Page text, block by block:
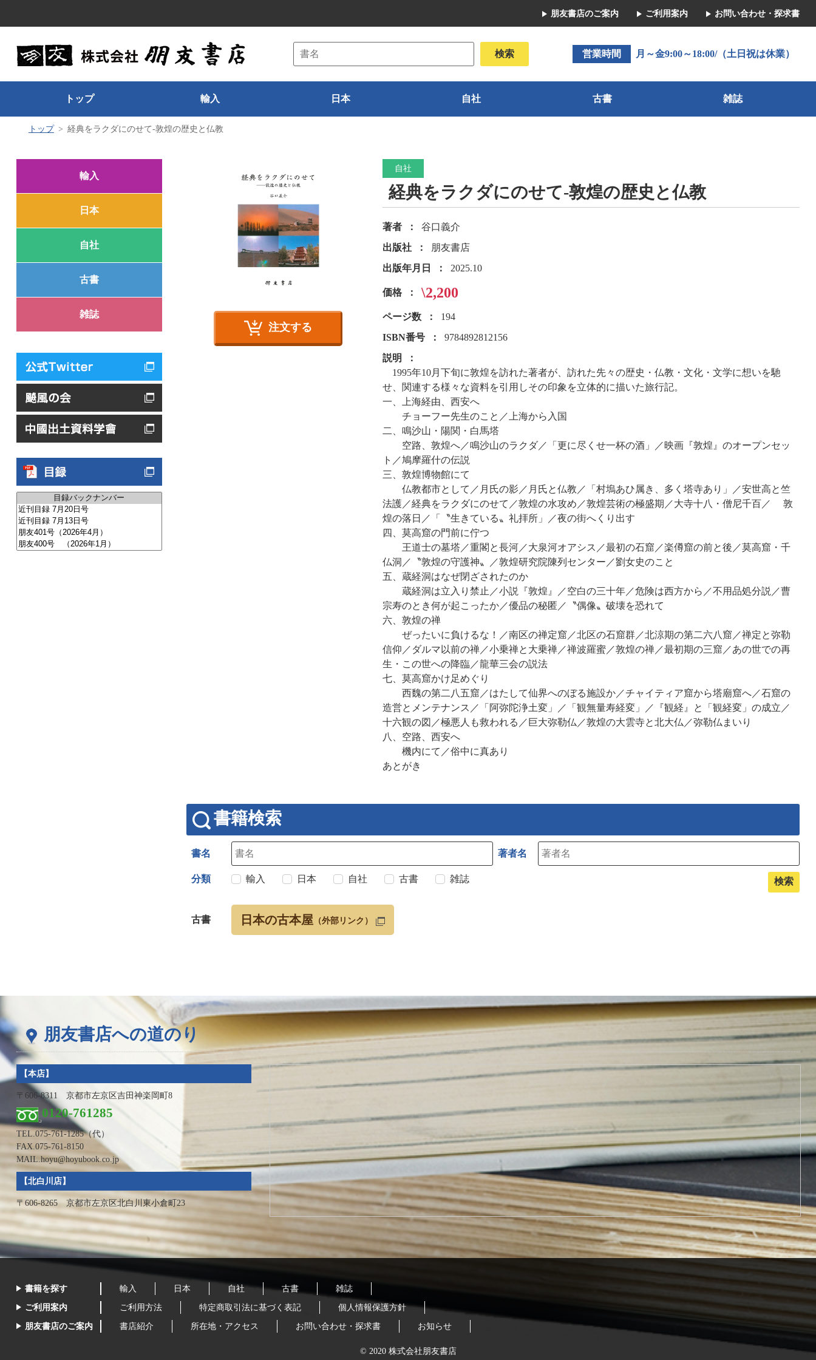
朋友書店のご案内 ご利用案内 お問い合わせ・探求書
営業時間 月～金9:00～18:00/（土日祝は休業）
トップ 輸入 日本 自社 古書 雑誌
トップ 経典をラクダにのせて-敦煌の歴史と仏教
輸入
日本
自社
古書
雑誌
注文する
自社
経典をラクダにのせて-敦煌の歴史と仏教
著者
谷口義介
出版社
朋友書店
出版年月日
2025.10
価格 \2,200
ページ数
194
ISBN番号
9784892812156
説明
1995年10月下旬に敦煌を訪れた著者が、訪れた先々の歴史・仏教・文化・文学に想いを馳
せ、関連する様々な資料を引用しその印象を立体的に描いた旅行記。
一、上海経由、西安へ
チョーフー先生のこと／上海から入国
二、鳴沙山・陽関・白馬塔
空路、敦煌へ／鳴沙山のラクダ／「更に尽くせ一杯の酒」／映画『敦煌』のオープンセッ
ト／鳩摩羅什の伝説
三、敦煌博物館にて
仏教都市として／月氏の影／月氏と仏教／「村塢あひ属き、多く塔寺あり」／安世高と竺
法護／経典をラクダにのせて／敦煌の水攻め／敦煌芸術の極盛期／大寺十八・僧尼千百／ 敦
煌の落日／「〝生きている〟礼拝所」／夜の街へくり出す
四、莫高窟の門前に佇つ
王道士の墓塔／重閣と長河／大泉河オアシス／最初の石窟／楽僔窟の前と後／莫高窟・千
仏洞／〝敦煌の守護神〟／敦煌研究院陳列センター／劉女史のこと
五、蔵経洞はなぜ閉ざされたのか
蔵経洞は立入り禁止／小説『敦煌』／空白の三十年／危険は西方から／不用品処分説／曹
宗寿のとき何が起こったか／優品の秘匿／〝偶像〟破壊を恐れて
六、敦煌の禅
ぜったいに負けるな！／南区の禅定窟／北区の石窟群／北涼期の第二六八窟／禅定と弥勒
信仰／ダルマ以前の禅／小乗禅と大乗禅／禅波羅蜜／敦煌の禅／最初期の三窟／あの世での再
生・この世への降臨／龍華三会の説法
七、莫高窟かけ足めぐり
西魏の第二八五窟／はたして仙界へのぼる施設か／チャイティア窟から塔廟窟へ／石窟の
造営とメンテナンス／「阿弥陀浄土変」／「観無量寿経変」／『観経』と「観経変」の成立／
十六観の図／極悪人も救われる／巨大弥勒仏／敦煌の大雲寺と北大仏／弥勒仏まいり
八、空路、西安へ
機内にて／俗中に真あり
あとがき
書籍検索
書名 著者名
分類 輸入 日本 自社 古書 雑誌
古書 日本の古本屋 （外部リンク）
朋友書店への道のり
【本店】
〒606-8311 京都市左京区吉田神楽岡町8
0120-761285
TEL. 075-761-1285（代）
FAX.075-761-8150
MAIL.hoyu@hoyubook.co.jp
【北白川店】
〒606-8265 京都市左京区北白川東小倉町23
書籍を探す 輸入 日本 自社 古書 雑誌
ご利用案内 ご利用方法 特定商取引法に基づく表記 個人情報保護方針
朋友書店のご案内 書店紹介 所在地・アクセス お問い合わせ・探求書 お知らせ
© 2020 株式会社朋友書店